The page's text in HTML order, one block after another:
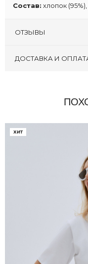
Состав: хлопок
ОТЗЫВЫ
Оставьте
ДОСТАВКА И
ХИТ